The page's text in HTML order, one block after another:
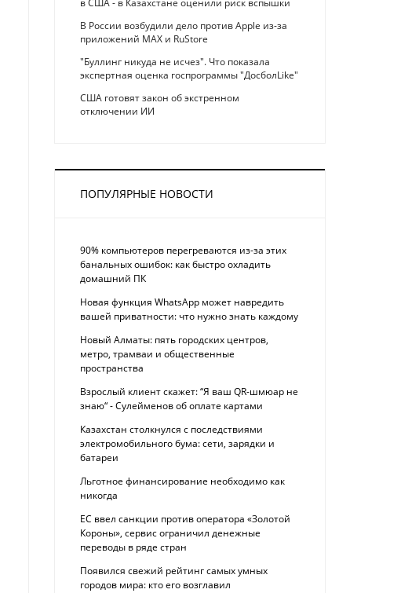
в США - в Казахстане оценили риск вспышки
В России возбудили дело против Apple из-за
приложений MAX и RuStore
"Буллинг никуда не исчез". Что показала
экспертная оценка госпрограммы "ДосболLike"
США готовят закон об экстренном
отключении ИИ
ПОПУЛЯРНЫЕ НОВОСТИ
90% компьютеров перегреваются из-за этих
банальных ошибок: как быстро охладить
домашний ПК
Новая функция WhatsApp может навредить
вашей приватности: что нужно знать каждому
Новый Алматы: пять городских центров,
метро, трамваи и общественные
пространства
Взрослый клиент скажет: “Я ваш QR-шмюар не
знаю“ - Сулейменов об оплате картами
Казахстан столкнулся с последствиями
электромобильного бума: сети, зарядки и
батареи
Льготное финансирование необходимо как
никогда
ЕС ввел санкции против оператора «Золотой
Короны», сервис ограничил денежные
переводы в ряде стран
Появился свежий рейтинг самых умных
городов мира: кто его возглавил